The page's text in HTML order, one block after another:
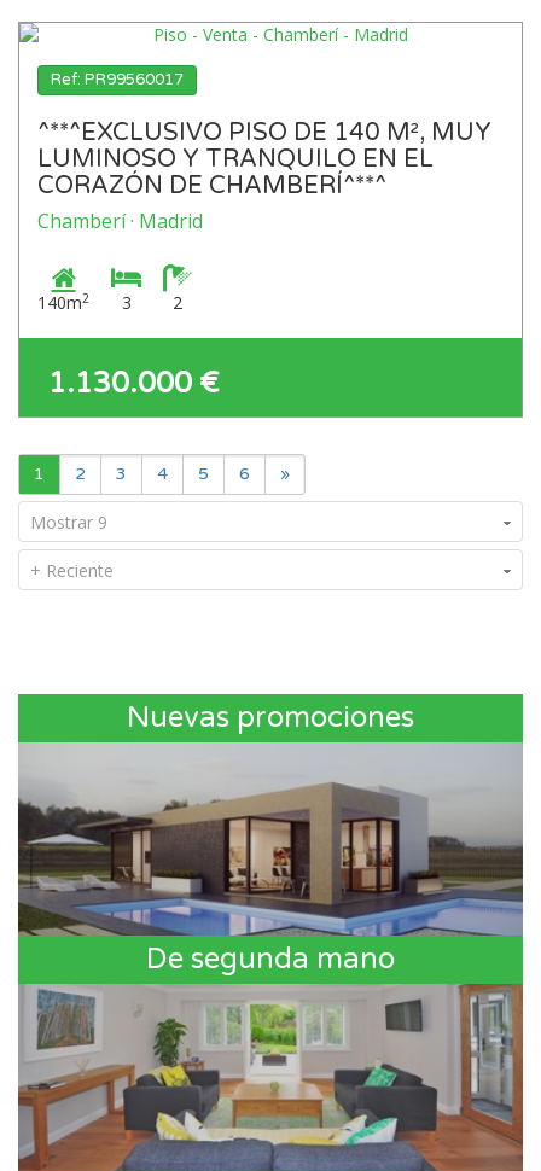
Ref: PR99560017
^**^EXCLUSIVO PISO DE 140 M², MUY
LUMINOSO Y TRANQUILO EN EL
CORAZÓN DE CHAMBERÍ^**^
Chamberí · Madrid
140m2 3 2
1.130.000 €
1 2 3 4 5 6 »
Mostrar 9
+ Reciente
Nuevas promociones
De segunda mano